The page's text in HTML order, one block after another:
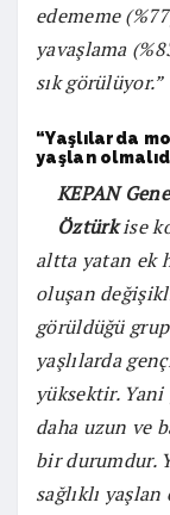
edememe
yavaşlama
sık görülüyor.”
“Yaşlılarda
yaşlan
KEPAN
Öztürkise
altta yatan ek
oluşan
görüldüğü
yaşlılarda
yüksektir.
daha uzun ve
bir durumdur.
sağlıklı yaşlan